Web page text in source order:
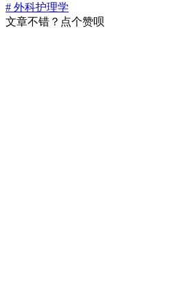
# 外科护理学
文章不错？点个赞呗